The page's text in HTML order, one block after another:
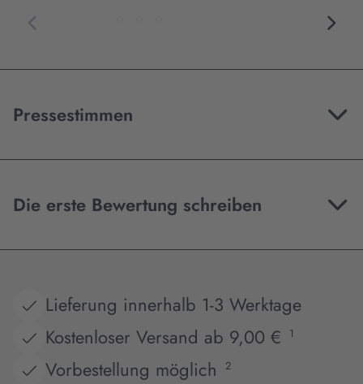
Pressestimmen
Die erste Bewertung schreiben
Lieferung innerhalb 1-3 Werktage
Kostenloser Versand ab 9,00 €
1
Vorbestellung möglich 2